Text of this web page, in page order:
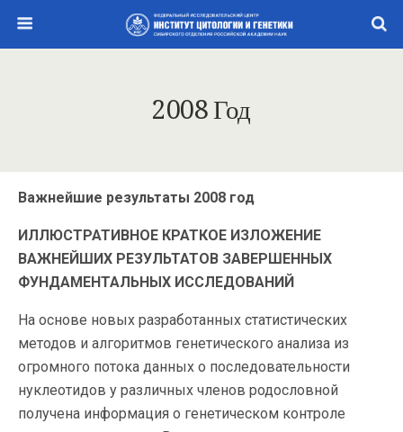
2008 Год
Важнейшие результаты 2008 год
ИЛЛЮСТРАТИВНОЕ КРАТКОЕ ИЗЛОЖЕНИЕ
ВАЖНЕЙШИХ РЕЗУЛЬТАТОВ ЗАВЕРШЕННЫХ
ФУНДАМЕНТАЛЬНЫХ ИССЛЕДОВАНИЙ
На основе новых разработанных статистических
методов и алгоритмов генетического анализа из
огромного потока данных о последовательности
нуклеотидов у различных членов родословной
получена информация о генетическом контроле